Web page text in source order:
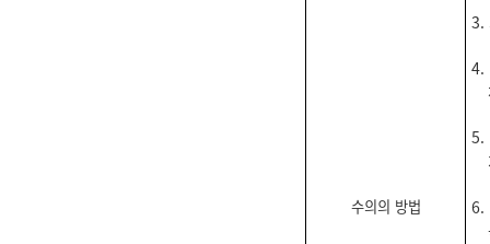
수의의 방법
3.
4.
5.
6.